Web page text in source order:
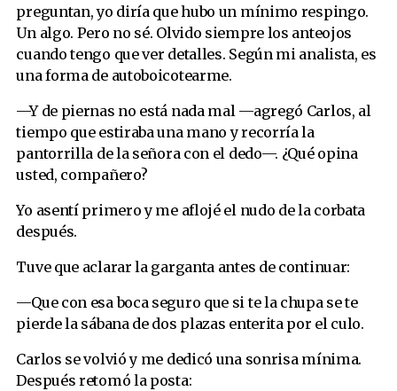
preguntan, yo diría que hubo un mínimo respingo.
Un algo. Pero no sé. Olvido siempre los anteojos
cuando tengo que ver detalles. Según mi analista, es
una forma de autoboicotearme.
—Y de piernas no está nada mal —agregó Carlos, al
tiempo que estiraba una mano y recorría la
pantorrilla de la señora con el dedo—. ¿Qué opina
usted, compañero?
Yo asentí primero y me aflojé el nudo de la corbata
después.
Tuve que aclarar la garganta antes de continuar:
—Que con esa boca seguro que si te la chupa se te
pierde la sábana de dos plazas enterita por el culo.
Carlos se volvió y me dedicó una sonrisa mínima.
Después retomó la posta: